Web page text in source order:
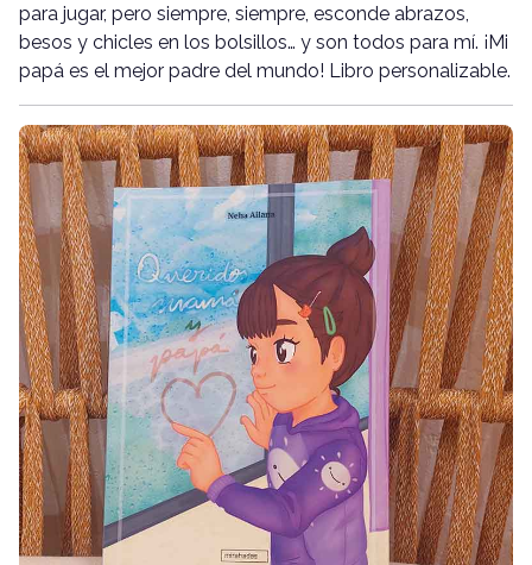
para jugar, pero siempre, siempre, esconde abrazos,
besos y chicles en los bolsillos… y son todos para mí. ¡Mi
papá es el mejor padre del mundo! Libro personalizable.